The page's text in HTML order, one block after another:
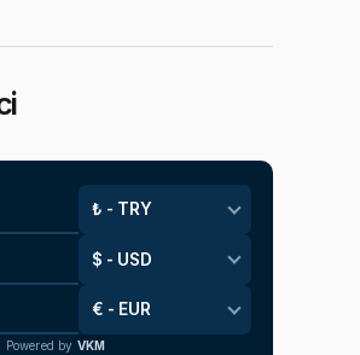
Powered by VKM